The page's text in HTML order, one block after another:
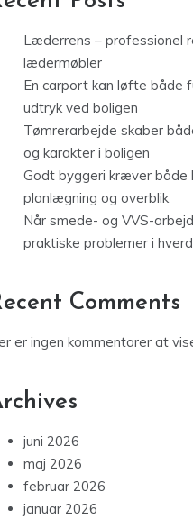
Læderrens – professionel
lædermøbler
En carport kan løfte både
udtryk ved boligen
Tømrerarbejde skaber
og karakter i boligen
Godt byggeri kræver både
planlægning og overblik
Når smede- og VVS-
praktiske problemer i
Comments
er ingen kommentarer at
juni 2026
maj 2026
februar 2026
januar 2026